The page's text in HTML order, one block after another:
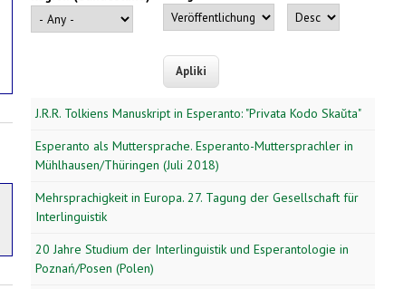
J.R.R. Tolkiens Manuskript in Esperanto: "Privata Kodo Skaŭta"
Esperanto als Muttersprache. Esperanto-Muttersprachler in
Mühlhausen/Thüringen (Juli 2018)
Mehrsprachigkeit in Europa. 27. Tagung der Gesellschaft für
Interlinguistik
20 Jahre Studium der Interlinguistik und Esperantologie in
Poznań/Posen (Polen)